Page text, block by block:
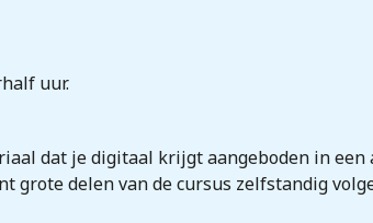
uur.
dat je digitaal krijgt aangeboden in
grote delen van de cursus zelfstandig